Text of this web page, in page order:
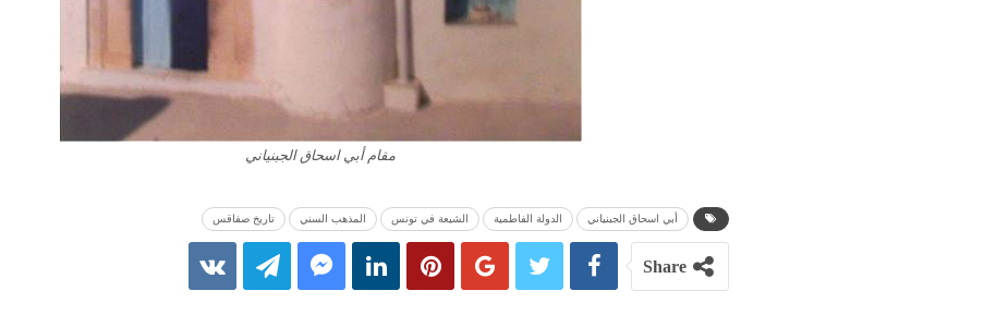
مقام أبي اسحاق الجبنياني
أبي اسحاق الجبنياني الدولة الفاطمية الشيعة في تونس المذهب السني تاريخ صفاقس
Share